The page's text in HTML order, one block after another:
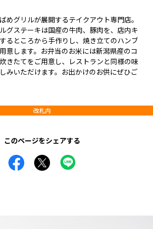
めグリルが展開するテイクアウト専門店。
グステーキは国産の牛肉、豚肉を、店内キ
るところから手作りし、焼き立てのハンブ
意します。お弁当のお米には新潟県産のコ
きたてをご用意し、レストランと同様の味
みいただけます。お出かけのお供にぜひご
改札内
このページをシェアする